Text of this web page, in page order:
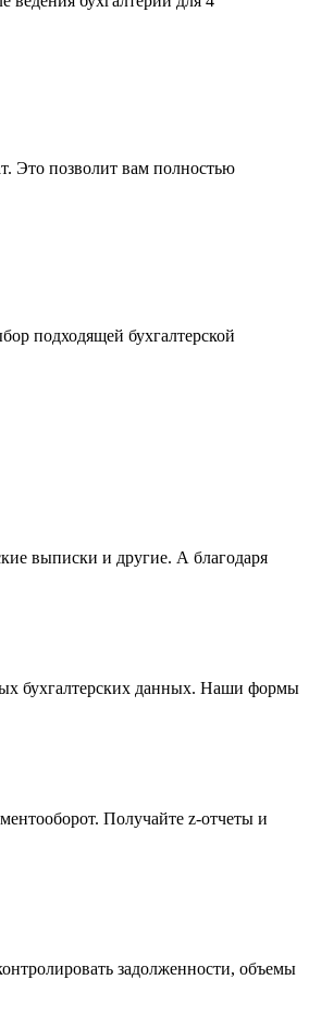
Это позволит вам полностью
подходящей бухгалтерской
выписки и другие. А благодаря
бухгалтерских данных. Наши формы
Получайте z-отчеты и
задолженности, объемы